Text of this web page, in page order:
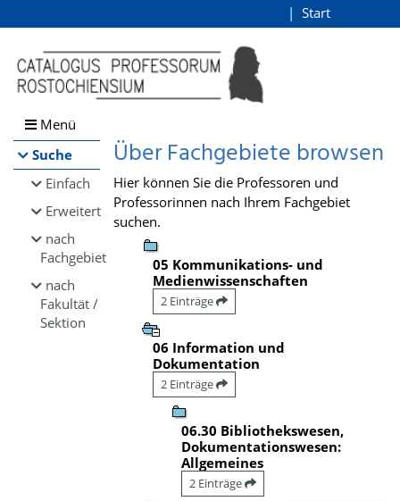
Browsen
direkt zum Inhalt
Start
Menü
Suche
Einfach
Erweitert
nach
Fachgebiet
nach
Fakultät /
Sektion
Über Fachgebiete browsen
Hier können Sie die Professoren und
Professorinnen nach Ihrem Fachgebiet
suchen.
05 Kommunikations- und
Medienwissenschaften
2 Einträge
06 Information und
Dokumentation
2 Einträge
06.30 Bibliothekswesen,
Dokumentationswesen:
Allgemeines
2 Einträge